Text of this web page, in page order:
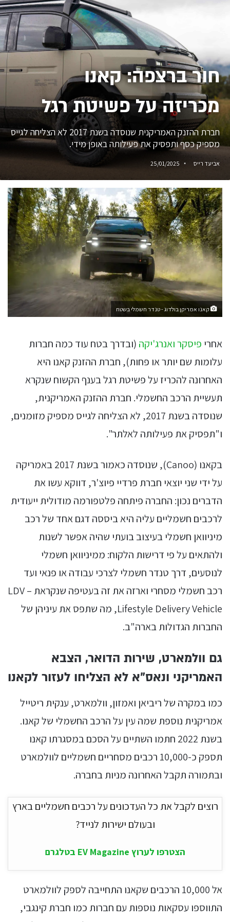
חור ברצפה: קאנו
מכריזה על פשיטת רגל
חברת ההזנק האמריקנית שנוסדה בשנת 2017 לא הצליחה לגייס
מספיק כסף ותפסיק את פעילותה באופן מידי.
אביעד רייס 25/01/2025
קאנו אמריקן בולדוג - טנדר חשמלי בשטח
אחרי פיסקרואנרג'יקה (ובדרך בטח עוד כמה חברות
עלומות שם יותר או פחות), חברת ההזנק קאנו היא
האחרונה להכריז על פשיטת רגל בענף הקשוח שנקרא
תעשיית הרכב החשמלי. חברת ההזנק האמריקנית,
שנוסדה בשנת 2017, לא הצליחה לגייס מספיק מזומנים,
ו"תפסיק את פעילותה לאלתר".
בקאנו (Canoo), שנוסדה כאמור בשנת 2017 באמריקה
על ידי שני יוצאי חברת פרדיי פיוצ'ר, דווקא עשו את
הדברים נכון: החברה פיתחה פלטפורמה מודולית ייעודית
לרכבים חשמליים עליה היא ביססה דגם אחד של רכב
מיניוואן חשמלי בעיצוב בועתי שהיה אפשר לשנות
ולהתאים על פי דרישות הלקוח: ממיניוואן חשמלי
לנוסעים, דרך טנדר חשמלי לצרכי עבודה או פנאי ועד
רכב חשמלי מסחרי וארזה את זה בעטיפה שנקראת LDV –
Lifestyle Delivery Vehicle, מה שתפס את עיניהן של
החברות הגדולות בארה"ב.
גם וולמארט, שירות הדואר, הצבא
האמריקני ונאס"א לא הצליחו לעזור לקאנו
כמו במקרה של ריביאן ואמזון, וולמארט, ענקית ריטייל
אמריקנית נוספת שמה עין על הרכב החשמלי של קאנו.
בשנת 2022 חתמו השתיים על הסכם במסגרתו קאנו
תספק כ-10,000 רכבים מסחריים חשמליים לוולמארט
ובתמורה תקבל האחרונה מניות בחברה.
רוצים לקבל את כל העדכונים על רכבים חשמליים בארץ
ובעולם ישירות לנייד?
הצטרפו לערוץ EV Magazine בטלגרם
אל 10,000 הרכבים שקאנו התחייבה לספק לוולמארט
התווספו עסקאות נוספות עם חברות כמו חברת קינגבי,